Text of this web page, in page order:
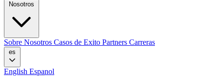
Sobre Nosotros Casos de Exito Partners Carreras
English Espanol